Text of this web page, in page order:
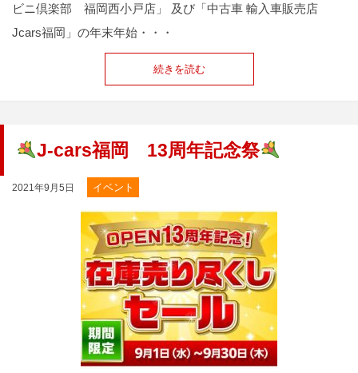
ビニ倶楽部 福岡西小戸店」 及び「中古車 輸入車販売店
Jcars福岡」の年末年始・・・
続きを読む
J-cars福岡 13周年記念祭
2021年9月5日 イベント